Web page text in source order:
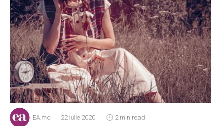
EA.md 22 iulie 2020 2 min read